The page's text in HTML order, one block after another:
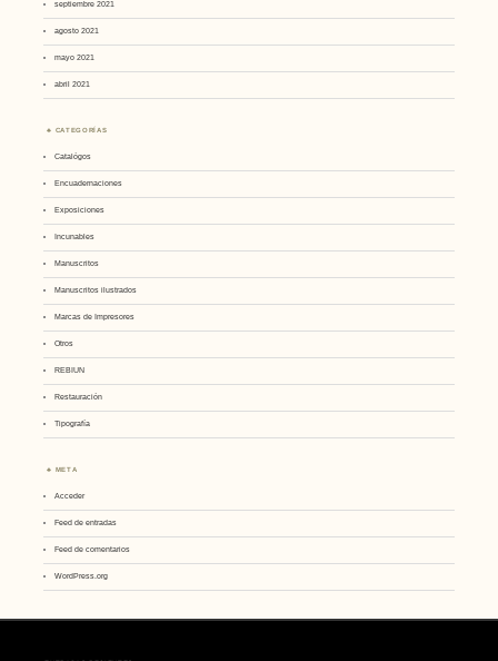
septiembre 2021
agosto 2021
mayo 2021
abril 2021
CATEGORÍAS
Catalógos
Encuadernaciones
Exposiciones
Incunables
Manuscritos
Manuscritos ilustrados
Marcas de Impresores
Otros
REBIUN
Restauración
Tipografía
META
Acceder
Feed de entradas
Feed de comentarios
WordPress.org